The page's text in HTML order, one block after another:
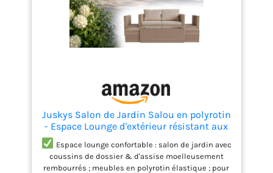
Juskys Salon de Jardin Salou en polyrotin
- Espace Lounge d'extérieur résistant aux
Salon avec Table & Coussins - pour
Jardin, Balcon, terrasse - Crème/Sable
Espace lounge confortable : salon de jardin avec
coussins de dossier & d'assise moelleusement
rembourrés ; meubles en polyrotin élastique ; pour